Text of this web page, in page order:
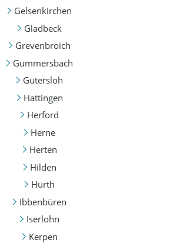
Gelsenkirchen
Gladbeck
Grevenbroich
Gummersbach
Gütersloh
Hattingen
Herford
Herne
Herten
Hilden
Hürth
Ibbenbüren
Iserlohn
Kerpen